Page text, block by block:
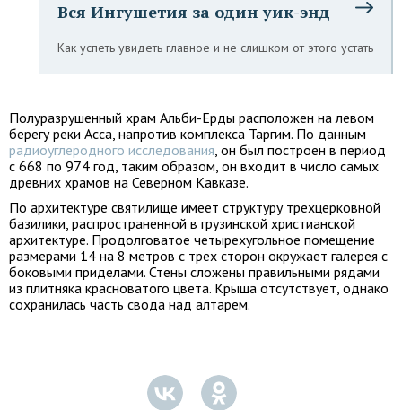
Вся Ингушетия за один уик-энд
Как успеть увидеть главное и не слишком от этого устать
Полуразрушенный храм Альби-Ерды расположен на левом
берегу реки Асса, напротив комплекса Таргим. По данным
радиоуглеродного исследования, он был построен в период
с 668 по 974 год, таким образом, он входит в число самых
древних храмов на Северном Кавказе.
По архитектуре святилище имеет структуру трехцерковной
базилики, распространенной в грузинской христианской
архитектуре. Продолговатое четырехугольное помещение
размерами 14 на 8 метров с трех сторон окружает галерея с
боковыми приделами. Стены сложены правильными рядами
из плитняка красноватого цвета. Крыша отсутствует, однако
сохранилась часть свода над алтарем.